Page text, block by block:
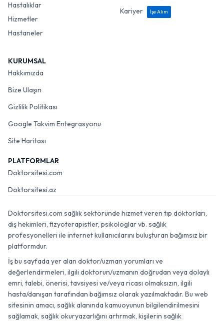
Hastalıklar
Hizmetler
Hastaneler
Kariyer
İşe Alım
KURUMSAL
Hakkımızda
Bize Ulaşın
Gizlilik Politikası
Google Takvim Entegrasyonu
Site Haritası
PLATFORMLAR
Doktorsitesi.com
Doktorsitesi.az
Doktorsitesi.com sağlık sektöründe hizmet veren tıp doktorları,
diş hekimleri, fizyoterapistler, psikologlar vb. sağlık
profesyonelleri ile internet kullanıcılarını buluşturan bağımsız bir
platformdur.
İş bu sayfada yer alan doktor/uzman yorumları ve
değerlendirmeleri, ilgili doktorun/uzmanın doğrudan veya dolaylı
emri, talebi, önerisi, tavsiyesi ve/veya ricası olmaksızın, ilgili
hasta/danışan tarafından bağımsız olarak yazılmaktadır. Bu web
sitesinin amacı, sağlık alanında kamuoyunun bilgilendirilmesini
sağlamak, sağlık okuryazarlığını artırmak, kişilerin sağlık